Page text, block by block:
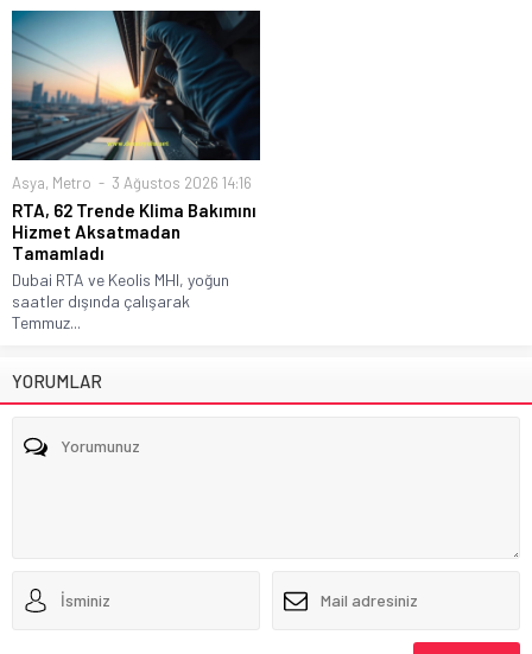
Asya, Metro 3 Ağustos 2026 14:16
RTA, 62 Trende Klima Bakımını
Hizmet Aksatmadan
Tamamladı
Dubai RTA ve Keolis MHI, yoğun
saatler dışında çalışarak
Temmuz...
YORUMLAR